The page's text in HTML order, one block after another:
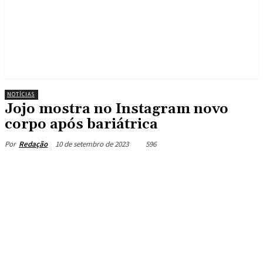
NOTÍCIAS
Jojo mostra no Instagram novo
corpo após bariátrica
Por Redação 10 de setembro de 2023 596